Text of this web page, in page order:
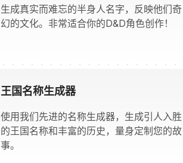
生成真实而难忘的半身人名字，反映他们奇
幻的文化。非常适合你的D&D角色创作！
王国名称生成器
使用我们先进的名称生成器，生成引人入胜
的王国名称和丰富的历史，量身定制您的故
事。